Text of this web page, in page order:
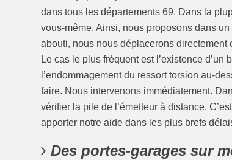
dans tous les départements 69. Dans la
vous-même. Ainsi, nous proposons dans
abouti, nous nous déplacerons directement
Le cas le plus fréquent est l’existence
l’endommagement du ressort torsion au-
faire. Nous intervenons immédiatement.
vérifier la pile de l’émetteur à distance.
apporter notre aide dans les plus brefs
Des portes-garages sur